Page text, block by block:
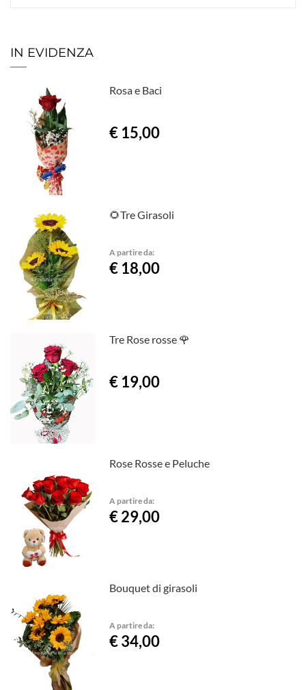
IN EVIDENZA
Rosa e Baci
€ 15,00
🌻Tre Girasoli
A partire da:
€ 18,00
Tre Rose rosse 🌹
€ 19,00
Rose Rosse e Peluche
A partire da:
€ 29,00
Bouquet di girasoli
A partire da:
€ 34,00